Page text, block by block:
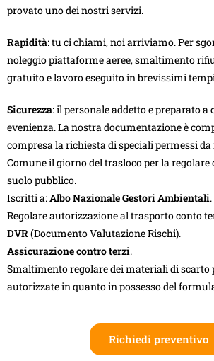
provato uno dei nostri servizi.
Rapidità: tu ci chiami, noi arriviamo. Per
noleggio piattaforme aeree, smaltimento
gratuito e lavoro eseguito in brevissimi
Sicurezza: il personale addetto e preparato
evenienza. La nostra documentazione è
compresa la richiesta di speciali permessi da
Comune il giorno del trasloco per la regolare
suolo pubblico.
Iscritti a:Albo Nazionale Gestori Ambientali.
Regolare autorizzazione al trasporto conto
DVR (Documento Valutazione Rischi).
Assicurazione contro terzi.
Smaltimento regolare dei materiali di scarto
autorizzate in quanto in possesso del
Richiedi preventivo